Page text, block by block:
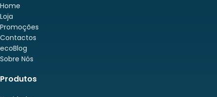
Home
Loja
Promoções
Contactos
ecoBlog
Sobre Nós
Produtos